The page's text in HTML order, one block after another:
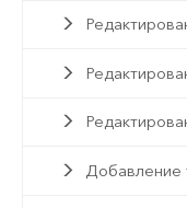
Добавление